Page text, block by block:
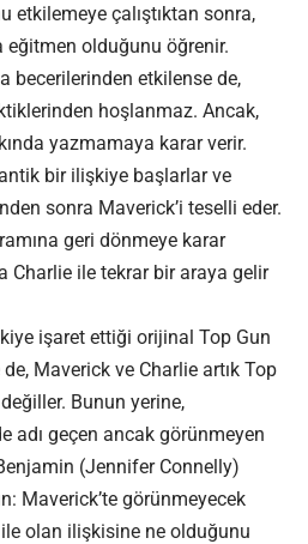
etkilemeye çalıştıktan sonra,
eğitmen olduğunu öğrenir.
becerilerinden etkilense de,
hoşlanmaz. Ancak,
yazmamaya karar verir.
bir ilişkiye başlarlar ve
sonra Maverick’i teselli eder.
geri dönmeye karar
Charlie ile tekrar bir araya gelir
işaret ettiği orijinal Top Gun
Maverick ve Charlie artık Top
Bunun yerine,
adı geçen ancak görünmeyen
(Jennifer Connelly)
Maverick’te görünmeyecek
olan ilişkisine ne olduğunu